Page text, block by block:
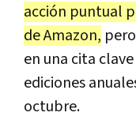
acción puntual
de Amazon,
en una cita
ediciones
octubre.